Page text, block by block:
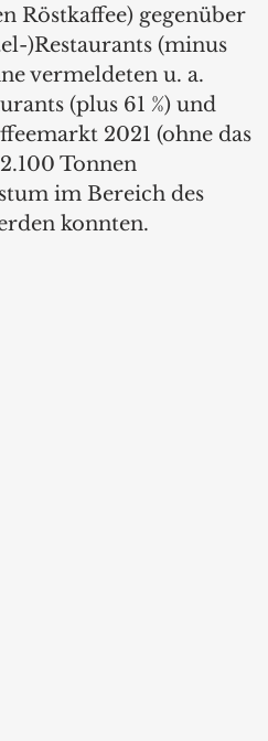
Röstkaffee) gegenüber
)Restaurants (minus
vermeldeten u. a.
(plus 61 %) und
2021 (ohne das
Tonnen
im Bereich des
konnten.